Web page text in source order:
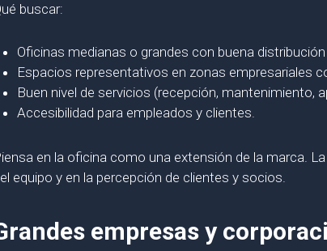
buscar:
Oficinas medianas o grandes con buena
Espacios representativos en zonas empresariales
Buen nivel de servicios (recepción, mantenimiento,
Accesibilidad para empleados y clientes.
en la oficina como una extensión de la marca.
equipo y en la percepción de clientes y socios.
empresas y